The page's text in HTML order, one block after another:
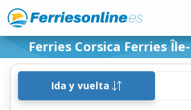
Ferries Corsica Ferries
Ida y vuelta